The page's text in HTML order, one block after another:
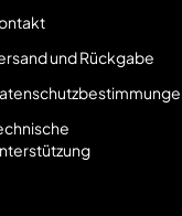
und Rückgabe